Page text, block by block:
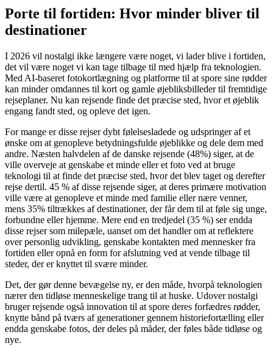
Porte til fortiden: Hvor minder bliver til
destinationer
I 2026 vil nostalgi ikke længere være noget, vi lader blive i fortiden,
det vil være noget vi kan tage tilbage til med hjælp fra teknologien.
Med AI-baseret fotokortlægning og platforme til at spore sine rødder
kan minder omdannes til kort og gamle øjebliksbilleder til fremtidige
rejseplaner. Nu kan rejsende finde det præcise sted, hvor et øjeblik
engang fandt sted, og opleve det igen.
For mange er disse rejser dybt følelsesladede og udspringer af et
ønske om at genopleve betydningsfulde øjeblikke og dele dem med
andre. Næsten halvdelen af de danske rejsende (48%) siger, at de
ville overveje at genskabe et minde eller et foto ved at bruge
teknologi til at finde det præcise sted, hvor det blev taget og derefter
rejse dertil. 45 % af disse rejsende siger, at deres primære motivation
ville være at genopleve et minde med familie eller nære venner,
mens 35% tiltrækkes af destinationer, der får dem til at føle sig unge,
forbundne eller hjemme. Mere end en tredjedel (35 %) ser endda
disse rejser som milepæle, uanset om det handler om at reflektere
over personlig udvikling, genskabe kontakten med mennesker fra
fortiden eller opnå en form for afslutning ved at vende tilbage til
steder, der er knyttet til svære minder.
Det, der gør denne bevægelse ny, er den måde, hvorpå teknologien
nærer den tidløse menneskelige trang til at huske. Udover nostalgi
bruger rejsende også innovation til at spore deres forfædres rødder,
knytte bånd på tværs af generationer gennem historiefortælling eller
endda genskabe fotos, der deles på måder, der føles både tidløse og
nye.